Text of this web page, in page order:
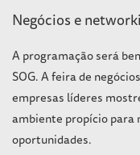
Negócios e
A programação será
SOG. A feira de
empresas líderes
ambiente propício para
oportunidades.